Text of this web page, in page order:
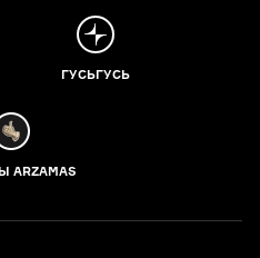
ГУСЬГУСЬ
ARZAMAS